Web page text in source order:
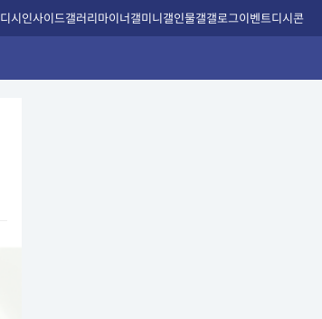
디시인사이드갤러리마이너갤미니갤인물갤갤로그이벤트디시콘